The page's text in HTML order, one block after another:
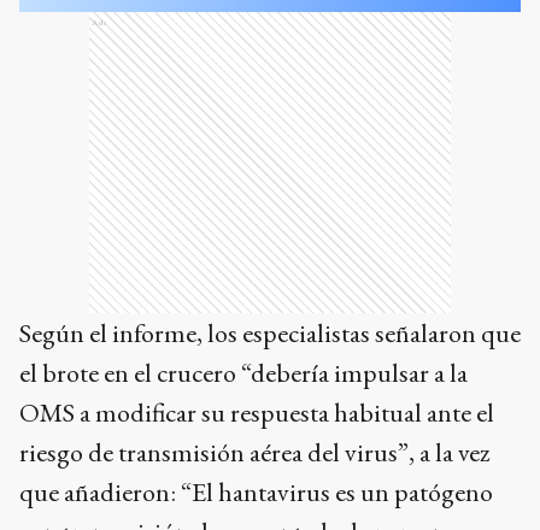
Ads
Según el informe, los especialistas señalaron que
el brote en el crucero “debería impulsar a la
OMS a modificar su respuesta habitual ante el
riesgo de transmisión aérea del virus”, a la vez
que añadieron: “El hantavirus es un patógeno